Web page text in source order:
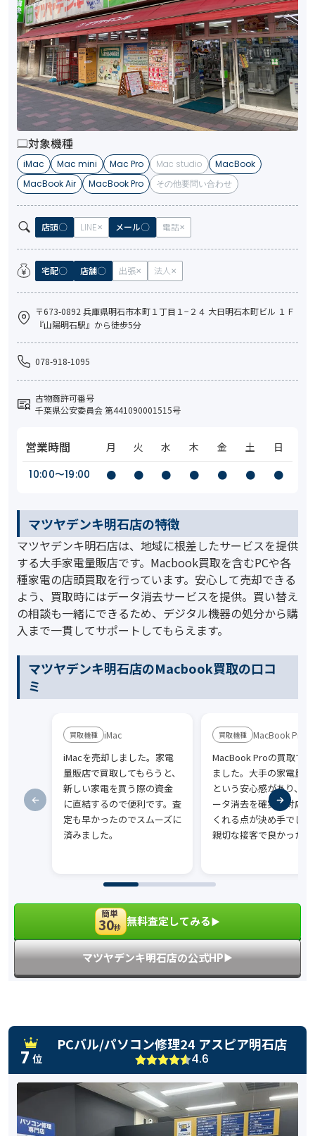
対象機種
iMac Mac mini Mac Pro Mac studio
MacBook
MacBook Air
MacBook Pro その他要問い合わせ
店頭 LINE メール 電話
宅配 店舗 出張 法人
〒673-0892 兵庫県明石市本町１丁目１−２４ 大日明石本町ビル １Ｆ
『山陽明石駅』から徒歩5分
078-918-1095
古物商許可番号
千葉県公安委員会 第441090001515号
営業時間 月 火 水 木 金 土
日
10:00〜19:00
● ● ● ● ● ● ●
マツヤデンキ明石店の特徴
マツヤデンキ明石店は、地域に根差したサービスを提供
する大手家電量販店です。Macbook買取を含むPCや各
種家電の店頭買取を行っています。安心して売却できる
よう、買取時にはデータ消去サービスを提供。買い替え
の相談も一緒にできるため、デジタル機器の処分から購
入まで一貫してサポートしてもらえます。
マツヤデンキ明石店のMacbook買取の口コ
ミ
iMac
iMacを売却しました。家電
量販店で買取してもらうと、
新しい家電を買う際の資金
に直結するので便利です。査
定も早かったのでスムーズに
済みました。
MacBook Pro
MacBook Proの買取で
ました。大手の家電量
という安心感があり、
ータ消去を確実に対応
くれる点が決め手でし
親切な接客で良かったで
簡単
30秒 無料査定してみる▶︎
マツヤデンキ明石店の公式HP▶︎
7 位
PCバル/パソコン修理24 アスピア明石店
4.6